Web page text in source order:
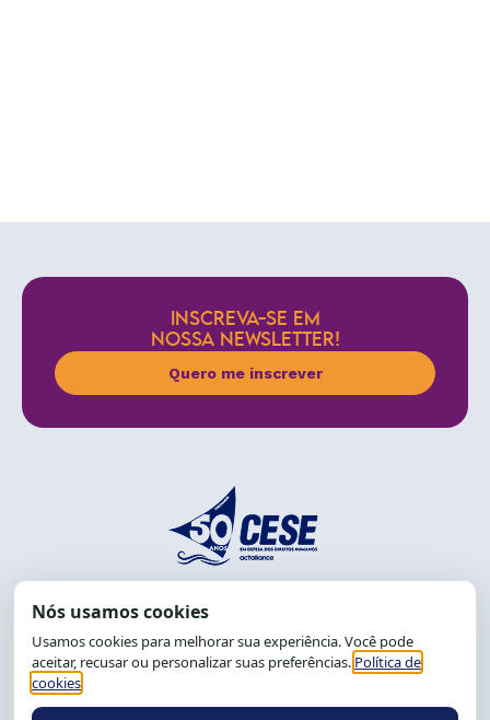
INSCREVA-SE EM
NOSSA NEWSLETTER!
Quero me inscrever
End.: R. da Graça, 150. Graça
CEP: 40.150-055
Salvador-BA, Brasil.
Tel.: (71) 2104-5457, Cel.: (71) 9 9239-2104 ou 2105
Expediente: 8h às 12h e 13 às 17h.